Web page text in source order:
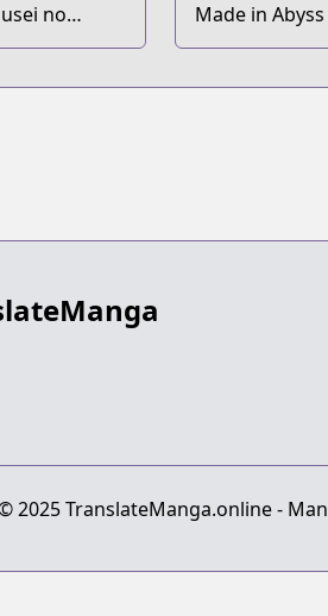
no
Made in Abyss
2025 TranslateManga.online -